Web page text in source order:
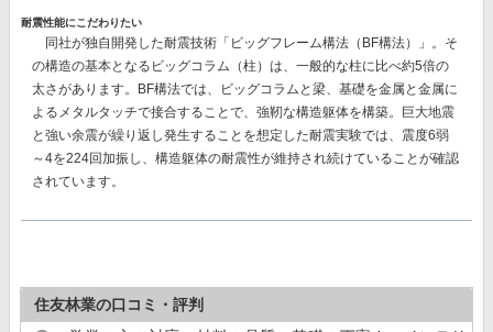
耐震性能にこだわりたい
同社が独自開発した耐震技術 「ビッグフレーム構法（BF構法）」。 そ
の構造の基本となるビッグコラム（柱）は、一般的な柱に比べ約5倍の
太さがあります。BF構法では、ビッグコラムと梁、基礎を金属と金属に
よるメタルタッチで接合することで、強靭な構造躯体を構築。巨大地震
と強い余震が繰り返し発生することを想定した耐震実験では、 震度6弱
～4を224回加振し、構造躯体の耐震性が維持され続けていることが確認
されています。
住友林業の口コミ・評判